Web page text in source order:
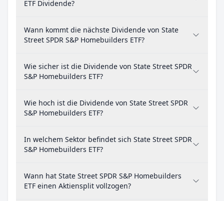
ETF Dividende?
Wann kommt die nächste Dividende von State
Street SPDR S&P Homebuilders ETF?
Wie sicher ist die Dividende von State Street SPDR
S&P Homebuilders ETF?
Wie hoch ist die Dividende von State Street SPDR
S&P Homebuilders ETF?
In welchem Sektor befindet sich State Street SPDR
S&P Homebuilders ETF?
Wann hat State Street SPDR S&P Homebuilders
ETF einen Aktiensplit vollzogen?